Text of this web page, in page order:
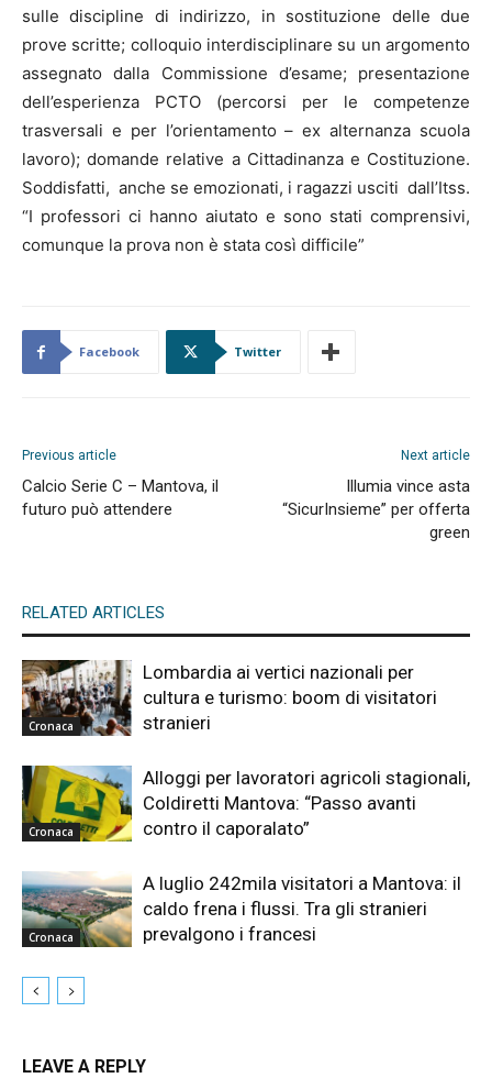
sulle discipline di indirizzo, in sostituzione delle due
prove scritte; colloquio interdisciplinare su un argomento
assegnato dalla Commissione d’esame; presentazione
dell’esperienza PCTO (percorsi per le competenze
trasversali e per l’orientamento – ex alternanza scuola
lavoro); domande relative a Cittadinanza e Costituzione.
Soddisfatti, anche se emozionati, i ragazzi usciti dall’Itss.
“I professori ci hanno aiutato e sono stati comprensivi,
comunque la prova non è stata così difficile”
Facebook Twitter
Previous article
Calcio Serie C – Mantova, il
futuro può attendere
Next article
Illumia vince asta
“SicurInsieme” per offerta
green
RELATED ARTICLES
Cronaca
Lombardia ai vertici nazionali per
cultura e turismo: boom di visitatori
stranieri
Cronaca
Alloggi per lavoratori agricoli stagionali,
Coldiretti Mantova: “Passo avanti
contro il caporalato”
Cronaca
A luglio 242mila visitatori a Mantova: il
caldo frena i flussi. Tra gli stranieri
prevalgono i francesi
LEAVE A REPLY